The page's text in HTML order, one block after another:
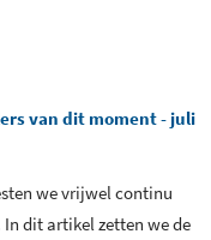
van dit moment - juli
we vrijwel continu
dit artikel zetten we de